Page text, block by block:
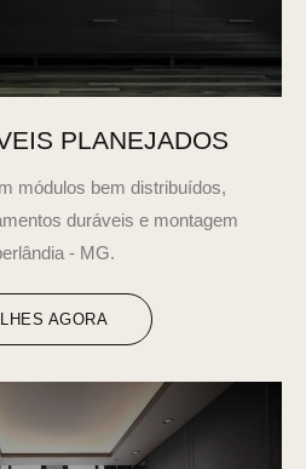
PLANEJADOS
módulos bem distribuídos,
duráveis e montagem
- MG.
AGORA